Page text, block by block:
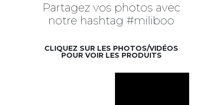
Partagez vos photos avec
notre hashtag #miliboo
CLIQUEZ SUR LES PHOTOS/VIDÉOS
POUR VOIR LES PRODUITS